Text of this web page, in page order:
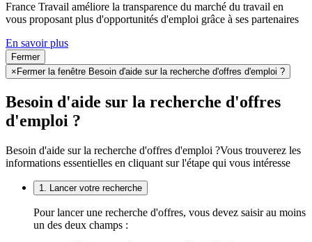
France Travail améliore la transparence du marché du travail en
vous proposant plus d'opportunités d'emploi grâce à ses partenaires
En savoir plus
Fermer
× Fermer la fenêtre Besoin d'aide sur la recherche d'offres d'emploi ?
Besoin d'aide sur la recherche d'offres
d'emploi ?
Besoin d'aide sur la recherche d'offres d'emploi ?Vous trouverez les
informations essentielles en cliquant sur l'étape qui vous intéresse
1. Lancer votre recherche
Pour lancer une recherche d'offres, vous devez saisir au moins
un des deux champs :